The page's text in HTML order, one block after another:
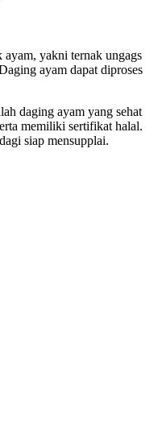
yakni ternak ungags
ayam dapat diproses
daging ayam yang sehat
memiliki sertifikat halal.
siap mensupplai.